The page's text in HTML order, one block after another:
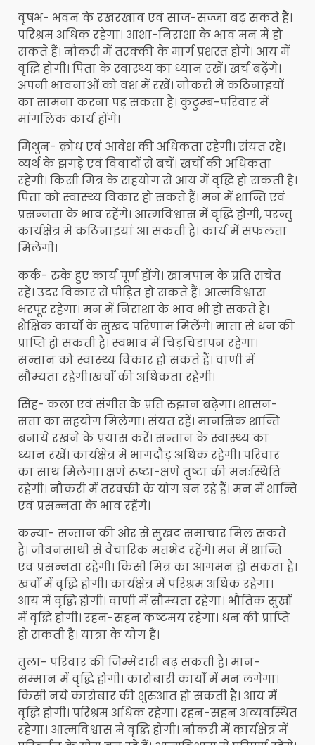
वृषभ- भवन के रखरखाव एवं साज-सज्जा बढ़ सकते हैं।
परिश्रम अधिक रहेगा। आशा-निराशा के भाव मन में हो
सकते हैं। नौकरी में तरक्की के मार्ग प्रशस्त होंगे। आय में
वृद्धि होगी। पिता के स्वास्थ्य का ध्यान रखें। खर्च बढ़ेंगे।
अपनी भावनाओं को वश में रखें। नौकरी में कठिनाइयों
का सामना करना पड़ सकता है। कुटुम्ब-परिवार में
मांगलिक कार्य होंगे।
मिथुन- क्रोध एवं आवेश की अधिकता रहेगी। संयत रहें।
व्यर्थ के झगड़े एवं विवादों से बचें। खर्चों की अधिकता
रहेगी। किसी मित्र के सहयोग से आय में वृद्धि हो सकती है।
पिता को स्वास्थ्‍य विकार हो सकते हैं। मन में शान्ति एवं
प्रसन्नता के भाव रहेंगे। आत्मविश्वास में वृद्धि होगी, परन्तु
कार्यक्षेत्र में कठिनाइयां आ सकती हैं। कार्य में सफलता
मिलेगी।
कर्क- रुके हुए कार्य पूर्ण होंगे। खानपान के प्रति सचेत
रहें। उदर विकार से पीड़ित हो सकते हैं। आत्मविश्वास
भरपूर रहेगा। मन में निराशा के भाव भी हो सकते हैं।
शैक्षिक कार्यों के सुखद परिणाम मिलेंगे। माता से धन की
प्राप्ति हो सकती है। स्वभाव में चिड़चिड़ापन रहेगा।
सन्तान को स्वास्थ्‍य विकार हो सकते हैं। वाणी में
सौम्यता रहेगी।खर्चों की अधिकता रहेगी।
सिंह- कला एवं संगीत के प्रति रुझान बढ़ेगा। शासन-
सत्ता का सहयोग मिलेगा। संयत रहें। मानसिक शान्ति
बनाये रखने के प्रयास करें। सन्तान के स्वास्थ्य का
ध्यान रखें। कार्यक्षेत्र में भागदौड़ अधिक रहेगी। परिवार
का साथ मिलेगा। क्षणे रुष्टा-क्षणे तुष्टा की मनःस्थिति
रहेगी। नौकरी में तरक्की के योग बन रहे हैं। मन में शान्ति
एवं प्रसन्नता के भाव रहेंगे।
कन्या- सन्तान की ओर से सुखद समाचार मिल सकते
हैं। जीवनसाथी से वैचारिक मतभेद रहेंगे। मन में शान्ति
एवं प्रसन्नता रहेगी। किसी मित्र का आगमन हो सकता है।
खर्चों में वृद्धि होगी। कार्यक्षेत्र में परिश्रम अधिक रहेगा।
आय में वृद्धि होगी। वाणी में सौम्यता रहेगा। भौतिक सुखों
में वृद्धि होगी। रहन-सहन कष्टमय रहेगा। धन की प्राप्ति
हो सकती है। यात्रा के योग हैं।
तुला- परिवार की जिम्मेदारी बढ़ सकती है। मान-
सम्मान में वृद्धि होगी। कारोबारी कार्यों में मन लगेगा।
किसी नये कारोबार की शुरुआत हो सकती है। आय में
वृद्धि होगी। परिश्रम अधिक रहेगा। रहन-सहन अव्यवस्थित
रहेगा। आत्मविश्वास में वृद्धि होगी। नौकरी में कार्यक्षेत्र में